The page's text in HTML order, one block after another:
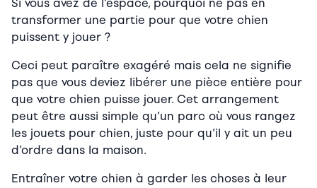
Si vous avez de l’espace, pourquoi ne pas en
transformer une partie pour que votre chien
puissent y jouer ?
Ceci peut paraître exagéré mais cela ne signifie
pas que vous deviez libérer une pièce entière pour
que votre chien puisse jouer. Cet arrangement
peut être aussi simple qu’un parc où vous rangez
les jouets pour chien, juste pour qu’il y ait un peu
d’ordre dans la maison.
Entraîner votre chien à garder les choses à leur